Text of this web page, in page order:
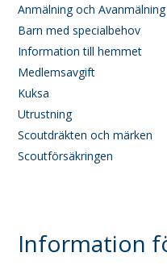
Anmälning och Avanmälning
Barn med specialbehov
Information till hemmet
Medlemsavgift
Kuksa
Utrustning
Scoutdräkten och märken
Scoutförsäkringen
Information